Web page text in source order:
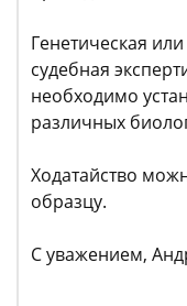
Генетическая
судебная
необходимо
различных
Ходатайство
образцу.
С уважением,